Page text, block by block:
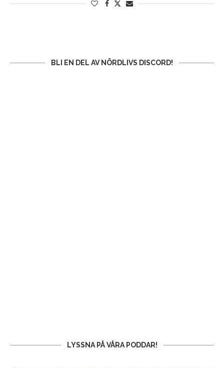
BLI EN DEL AV NÖRDLIVS DISCORD!
LYSSNA PÅ VÅRA PODDAR!